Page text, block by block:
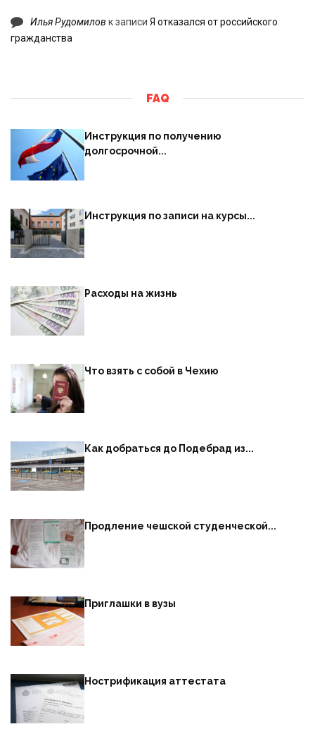
Илья Рудомилов к записи Я отказался от российского
гражданства
FAQ
Инструкция по получению
долгосрочной...
Инструкция по записи на курсы...
Расходы на жизнь
Что взять с собой в Чехию
Как добраться до Подебрад из...
Продление чешской студенческой...
Приглашки в вузы
Нострификация аттестата